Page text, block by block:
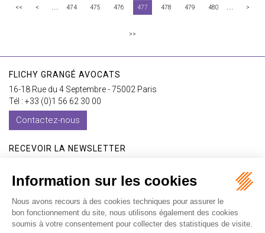
<< < ... 474 475 476 477 478 479 480 ... >
>>
FLICHY GRANGÉ AVOCATS
16-18 Rue du 4 Septembre - 75002 Paris
Tél : +33 (0)1 56 62 30 00
Contactez-nous
RECEVOIR LA NEWSLETTER
Je m'inscris